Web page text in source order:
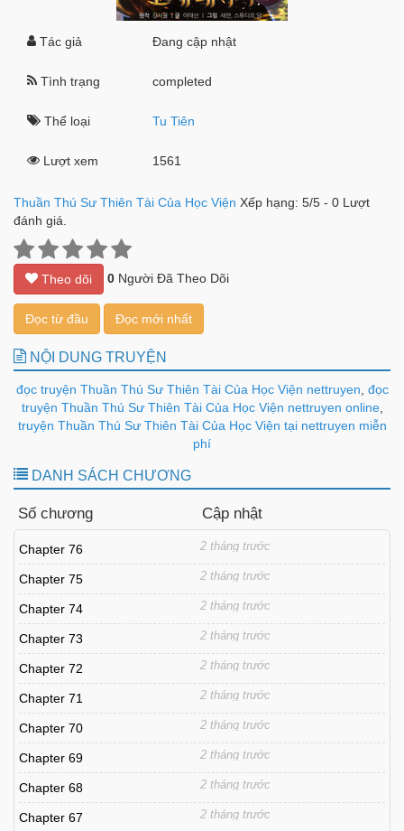
Tác giả Đang cập nhật
Tình trạng completed
Thể loại Tu Tiên
Lượt xem 1561
Thuần Thú Sư Thiên Tài Của Học Viện Xếp hạng: 5/5 - 0 Lượt
đánh giá.
Theo dõi 0 Người Đã Theo Dõi
Đọc từ đầu Đọc mới nhất
NỘI DUNG TRUYỆN
đọc truyện Thuần Thú Sư Thiên Tài Của Học Viện nettruyen đọc
truyện Thuần Thú Sư Thiên Tài Của Học Viện nettruyen online,
truyện Thuần Thú Sư Thiên Tài Của Học Viện tại nettruyen miễn
phí
DANH SÁCH CHƯƠNG
Số chương Cập nhật
Chapter 76 2 tháng trước
Chapter 75 2 tháng trước
Chapter 74 2 tháng trước
Chapter 73 2 tháng trước
Chapter 72 2 tháng trước
Chapter 71 2 tháng trước
Chapter 70 2 tháng trước
Chapter 69 2 tháng trước
Chapter 68 2 tháng trước
Chapter 67 2 tháng trước